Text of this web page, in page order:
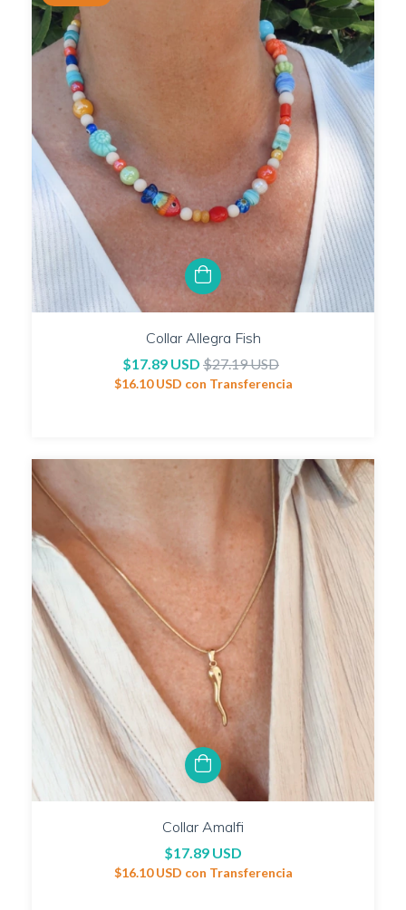
Collar Allegra Fish
$17.89 USD $27.19 USD
$16.10 USD con Transferencia
Collar Amalfi
$17.89 USD
$16.10 USD con Transferencia